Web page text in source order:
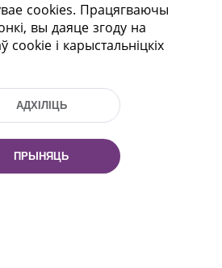
116
Беларусь, 220114
37 37, Факс: (+375 17)
cookies. Працягваючы
вы даяце згоду на
cookie і карыстальніцкіх
АДХІЛІЦЬ
ПРЫНЯЦЬ